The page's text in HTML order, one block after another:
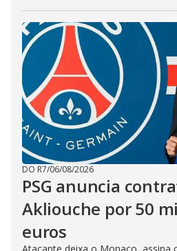
DO R7/06/08/2026
PSG anuncia
Akliouche por 50
euros